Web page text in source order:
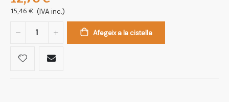
15,46 € (IVA inc.)
Afegeix a la cistella